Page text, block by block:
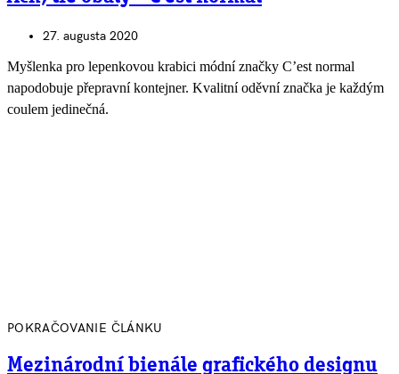
27. augusta 2020
Myšlenka pro lepenkovou krabici módní značky C’est normal
napodobuje přepravní kontejner. Kvalitní oděvní značka je každým
coulem jedinečná.
POKRAČOVANIE ČLÁNKU
Mezinárodní bienále grafického designu